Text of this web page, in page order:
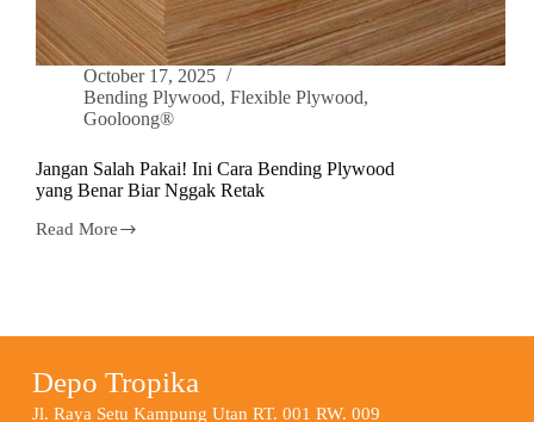
October 17, 2025
Bending Plywood, Flexible Plywood,
Gooloong®
Jangan Salah Pakai! Ini Cara Bending Plywood
yang Benar Biar Nggak Retak
Read More
Depo Tropika
Jl. Raya Setu Kampung Utan RT. 001 RW. 009